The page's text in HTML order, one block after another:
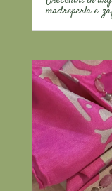
madreperla e